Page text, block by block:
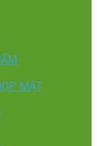
MẶT